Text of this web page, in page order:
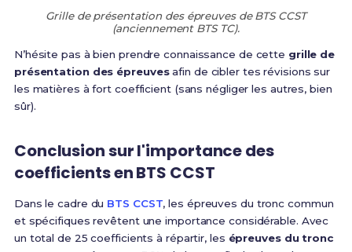
Grille de présentation des épreuves de BTS CCST
(anciennement BTS TC).
N’hésite pas à bien prendre connaissance de cette grille de
présentation des épreuvesafin de cibler tes révisions sur
les matières à fort coefficient (sans négliger les autres, bien
sûr).
Conclusion sur l'importance des
coefficients en BTS CCST
Dans le cadre du BTS CCST, les épreuves du tronc commun
et spécifiques revêtent une importance considérable. Avec
un total de 25 coefficients à répartir, les épreuves du tronc